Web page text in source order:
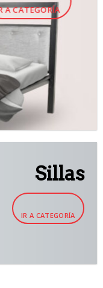
A CATEGORÍA
Sillas
IR A CATEGORÍA